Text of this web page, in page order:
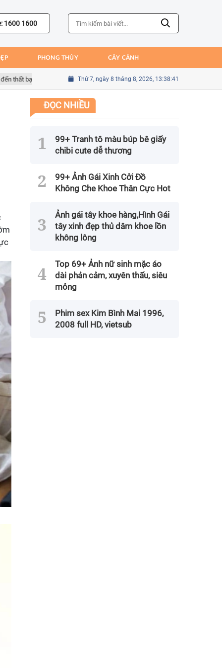
1600 1600
PHONG THỦY CÂY CẢNH
bại của Bồ Đào Nha Sai lầm của Kim Seung-gyu trong trận gặp
Thứ 7, ngày 8 tháng 8, 2026, 13:38:43
ĐỌC NHIỀU
99+ Tranh tô màu búp bê giấy
chibi cute dễ thương
99+ Ảnh Gái Xinh Cởi Đồ
Không Che Khoe Thân Cực Hot
Ảnh gái tây khoe hàng,Hình Gái
tây xinh đẹp thủ dâm khoe lồn
không lông
Top 69+ Ảnh nữ sinh mặc áo
dài phản cảm, xuyên thấu, siêu
mỏng
Phim sex Kim Bình Mai 1996,
2008 full HD, vietsub